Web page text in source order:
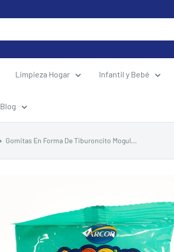
Limpieza Hogar Infantil y Bebé
Blog
Gomitas En Forma De Tiburoncito Mogul...